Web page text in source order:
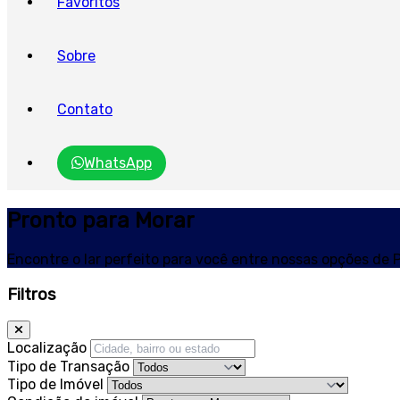
Sobre
Contato
WhatsApp
Pronto para Morar
Encontre o lar perfeito para você entre nossas opções de
Filtros
Localização
Tipo de Transação
Tipo de Imóvel